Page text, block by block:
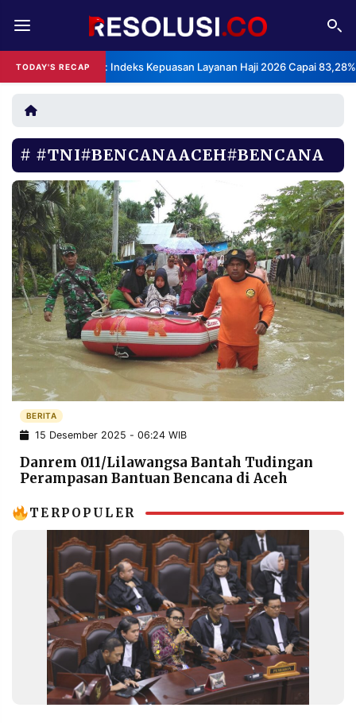
TODAY'S RECAPBPS: Indeks Kepuasan Layanan Haji 2026 Capai
REDAKSI TENTANG
RESOLUSI IKLAN
RUBRIKASI
EDITORIAL AKSARA
FINANSIA PERSONA
DAERAH NASIONAL
MANCA SPORT
INFORMASI
PRIVACY
POLICY
BERITA
WARGA
INFORMASI
IKLAN
KIRIM
PENGADUAN TERM
OF
SERVICE
IKUTI
#TNI#BENCANAACEH#BENCANA
BERITA
15 Desember 2025 - 06:24 WIB
Danrem 011/Lilawangsa Bantah Tudingan
Perampasan Bantuan Bencana di Aceh
TERPOPULER